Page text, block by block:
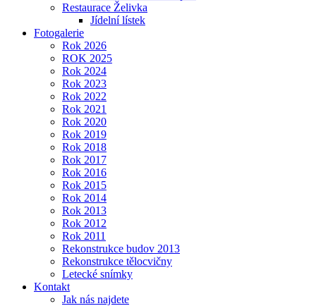
Restaurace Želivka
Jídelní lístek
Fotogalerie
Rok 2026
ROK 2025
Rok 2024
Rok 2023
Rok 2022
Rok 2021
Rok 2020
Rok 2019
Rok 2018
Rok 2017
Rok 2016
Rok 2015
Rok 2014
Rok 2013
Rok 2012
Rok 2011
Rekonstrukce budov 2013
Rekonstrukce tělocvičny
Letecké snímky
Kontakt
Jak nás najdete